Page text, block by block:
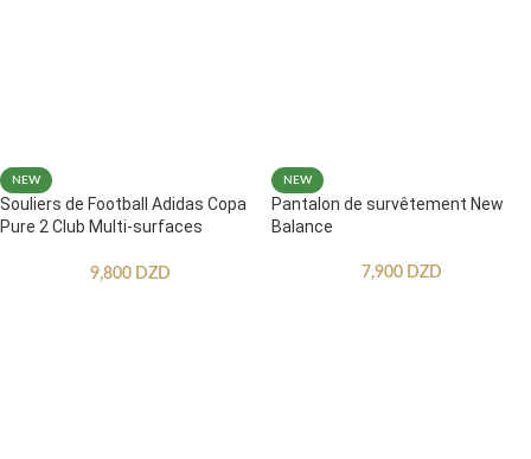
NEW
Souliers de Football Adidas Copa
Pure 2 Club Multi-surfaces
9,800 DZD
NEW
Pantalon de survêtement New
Balance
7,900 DZD